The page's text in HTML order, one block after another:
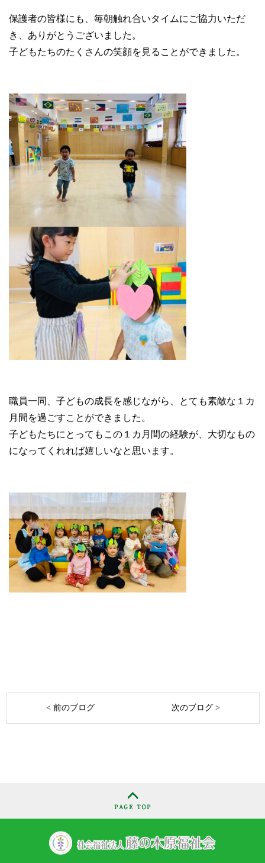
保護者の皆様にも、毎朝触れ合いタイムにご協力いただ
き、ありがとうございました。
子どもたちのたくさんの笑顔を見ることができました。
職員一同、子どもの成長を感じながら、とても素敵な１カ
月間を過ごすことができました。
子どもたちにとってもこの１カ月間の経験が、大切なもの
になってくれれば嬉しいなと思います。
< 前のブログ 次のブログ >